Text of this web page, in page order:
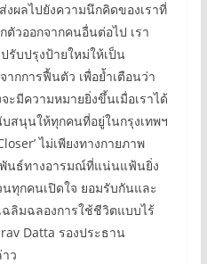
งผลไปยังความนึกคิดของเราที่
ตัวออกจากคนอื่นต่อไป เรา
รับปรุงป้ายใหม่ให้เป็น
กการฟื้นตัว เพื่อย้ำเตือนว่า
มีความหมายยิ่งขึ้นเมื่อเราได้
สนุนให้ทุกคนที่อยู่ในกรุงเทพฯ
ไม่เพียงทางกายภาพ
นธ์ทางอารมณ์ที่แน่นแฟ้นยิ่ง
กคนเปิดใจ ยอมรับกันและ
ลิมฉลองการใช้ชีวิตแบบไร้
Datta รองประธาน
ว